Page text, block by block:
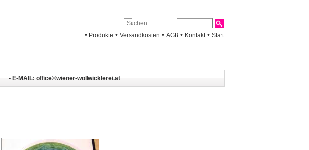
• Produkte • Versandkosten • AGB • Kontakt • Start
• E-MAIL:office©wiener-wollwicklerei.at